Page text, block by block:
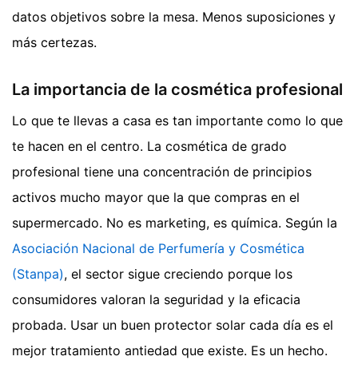
datos objetivos sobre la mesa. Menos suposiciones y
más certezas.
La importancia de la cosmética profesional
Lo que te llevas a casa es tan importante como lo que
te hacen en el centro. La cosmética de grado
profesional tiene una concentración de principios
activos mucho mayor que la que compras en el
supermercado. No es marketing, es química. Según la
Asociación Nacional de Perfumería y Cosmética
(Stanpa), el sector sigue creciendo porque los
consumidores valoran la seguridad y la eficacia
probada. Usar un buen protector solar cada día es el
mejor tratamiento antiedad que existe. Es un hecho.